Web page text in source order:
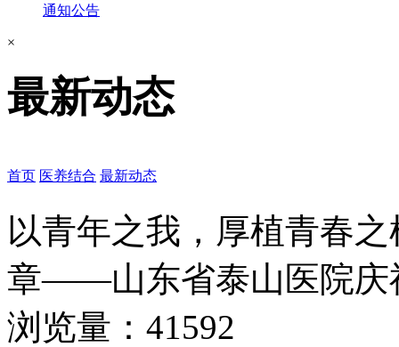
通知公告
×
最新动态
首页 医养结合 最新动态
以青年之我，厚植青春
章——山东省泰山医院庆
浏览量：41592